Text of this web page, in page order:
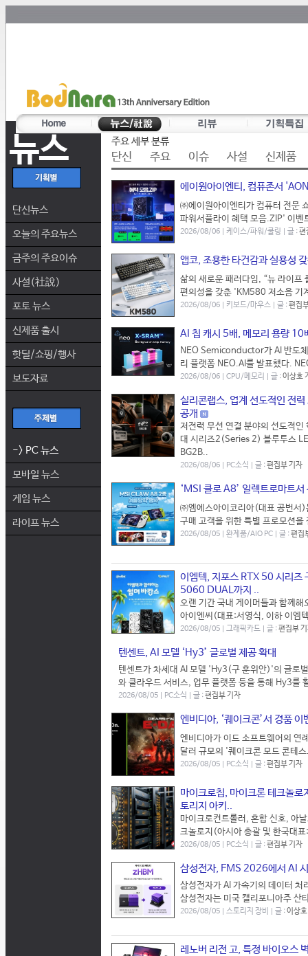
뉴스
단신뉴스
오늘의 주요뉴스
금주의 주요이슈
사설(社說)
포토 뉴스
신제품 출시
핫딜/쇼핑/행사
보도자료
-> PC 뉴스
모바일 뉴스
게임 뉴스
라이프 뉴스
주요 세부 분류
단신 주요 이슈 사설 신제품
에이원아이엔티, 컴퓨존서
㈜에이원아이엔티가 컴퓨터 전문
파워서플라이 혜택 모음.ZIP' 이벤
2026/08/06 | 케이스/파워/쿨링 | 글 :편
앱코, 조용한 타건감과 실용성
삶의 새로운 패러다임, “뉴 라이프
편의성을 갖춘 'KM580 저소음 기
2026/08/06 | 키보드/마우스 | 글 :편집
AI 칩 캐시 5배, 메모리 용량
NEO Semiconductor가 AI 반도체
리 플랫폼 NEO.AI를 발표했다.
2026/08/06 | CPU/메모리 | 글 :이상호
실리콘랩스, 업계 선도적인 전
공개
저전력 무선 연결 분야의 선도적
대 시리즈2(Series 2) 블루투스
BG2B..
2026/08/06 | PC소식 | 글 :편집부 기자
‘MSI 클로 A8’ 일렉트로마트
㈜엠에스아이코리아(대표 공번서)
구매 고객을 위한 특별 프로모션
2026/08/05 | 완제품/AIO PC | 글 :편집
이엠텍, 지포스 RTX 50 시리즈
5060 DUAL까지 ..
오랜 기간 국내 게이머들과 함께
아이엔씨(대표:서영식, 이하 이엠
2026/08/05 | 그래픽카드 | 글 :편집부
텐센트, AI 모델 ‘Hy3’ 글로벌 제공 확대
텐센트가 차세대 AI 모델 'Hy3(구 훈위안)'의 글로
와 클라우드 서비스, 업무 플랫폼 등을 통해 Hy3를
2026/08/05 | PC소식 | 글 :편집부 기자
엔비디아, ‘퀘이크콘’서 경품
엔비디아가 이드 소프트웨어의
달러 규모의 '퀘이크콘 모드 콘테
2026/08/05 | PC소식 | 글 :편집부 기자
마이크로칩, 마이크론 테크놀
토리지 아키..
마이크로컨트롤러, 혼합 신호, 아
크놀로지(아시아 총괄 및 한국대
2026/08/05 | PC소식 | 글 :편집부 기자
삼성전자, FMS 2026에서 AI
삼성전자가 AI 가속기의 데이터
삼성전자는 미국 캘리포니아주
2026/08/05 | 스토리지 장비 | 글 :이상
레노버 리전 고, 특정 바이오스